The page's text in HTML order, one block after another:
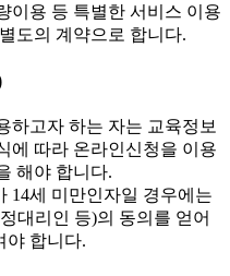
이용 등 특별한 서비스 이용
도의 계약으로 합니다.
하고자 하는 자는 교육정보
에 따라 온라인신청을 이용
해야 합니다.
14세 미만인자일 경우에는
대리인 등)의 동의를 얻어
야 합니다.